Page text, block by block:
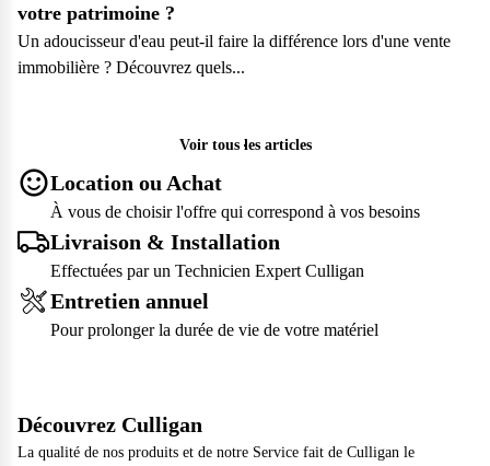
votre patrimoine ?
Un adoucisseur d'eau peut-il faire la différence lors d'une vente
immobilière ? Découvrez quels...
Voir tous les articles
Location ou Achat
À vous de choisir l'offre qui correspond à vos besoins
Livraison & Installation
Effectuées par un Technicien Expert Culligan
Entretien annuel
Pour prolonger la durée de vie de votre matériel
Découvrez Culligan
La qualité de nos produits et de notre Service fait de Culligan le